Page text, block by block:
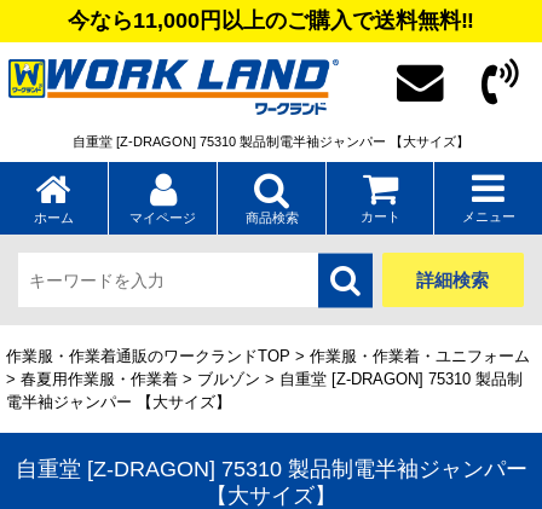
今なら11,000円以上のご購入で送料無料‼
自重堂 [Z-DRAGON] 75310 製品制電半袖ジャンパー 【大サイズ】
ホーム マイページ 商品検索 カート メニュー
詳細検索
作業服・作業着通販のワークランドTOP > 作業服・作業着・ユニフォーム
> 春夏用作業服・作業着 > ブルゾン > 自重堂 [Z-DRAGON] 75310 製品制
電半袖ジャンパー 【大サイズ】
自重堂 [Z-DRAGON] 75310 製品制電半袖ジャンパー
【大サイズ】